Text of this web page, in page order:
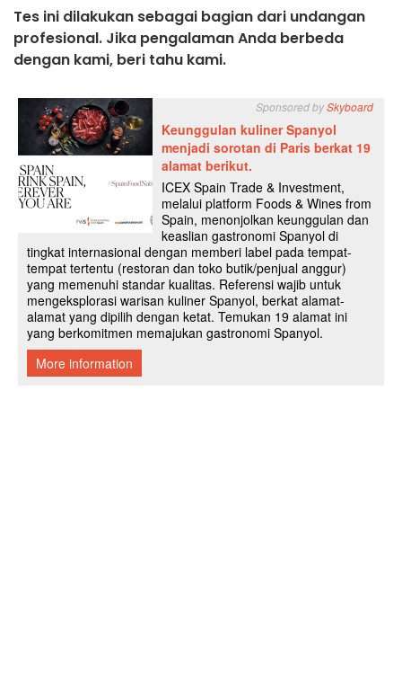
Tes ini dilakukan sebagai bagian dari undangan
profesional. Jika pengalaman Anda berbeda
dengan kami, beri tahu kami.